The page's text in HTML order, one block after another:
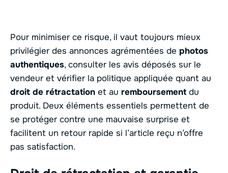
Pour minimiser ce risque, il vaut toujours mieux
privilégier des annonces agrémentées de photos
authentiques, consulter les avis déposés sur le
vendeur et vérifier la politique appliquée quant au
droit de rétractation et au remboursement du
produit. Deux éléments essentiels permettent de
se protéger contre une mauvaise surprise et
facilitent un retour rapide si l’article reçu n’offre
pas satisfaction.